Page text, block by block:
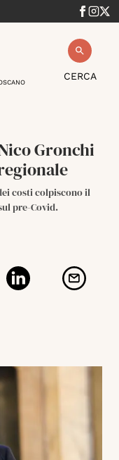
CERCA
Gronchi
costi colpiscono il
pre-Covid.